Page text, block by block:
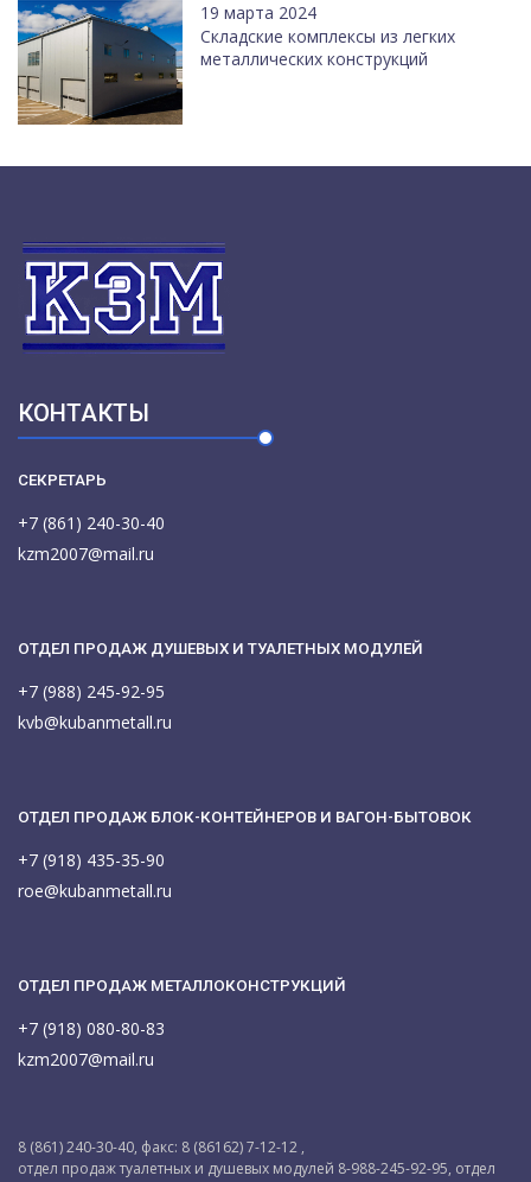
19 марта 2024
Cкладские комплексы из легких
металлических конструкций
КОНТАКТЫ
СЕКРЕТАРЬ
+7 (861) 240-30-40
kzm2007@mail.ru
ОТДЕЛ ПРОДАЖ ДУШЕВЫХ И ТУАЛЕТНЫХ МОДУЛЕЙ
+7 (988) 245-92-95
kvb@kubanmetall.ru
ОТДЕЛ ПРОДАЖ БЛОК-КОНТЕЙНЕРОВ И ВАГОН-БЫТОВОК
+7 (918) 435-35-90
roe@kubanmetall.ru
ОТДЕЛ ПРОДАЖ МЕТАЛЛОКОНСТРУКЦИЙ
+7 (918) 080-80-83
kzm2007@mail.ru
8 (861) 240-30-40, факс: 8 (86162) 7-12-12 ,
отдел продаж туалетных и душевых модулей 8-988-245-92-95, отдел